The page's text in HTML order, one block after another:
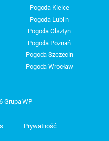
Pogoda Kielce
Pogoda Lublin
Pogoda Olsztyn
Pogoda Poznań
Pogoda Szczecin
Pogoda Wrocław
Grupa WP
Prywatność